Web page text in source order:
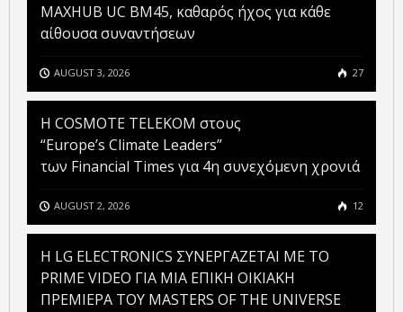
MAXHUB UC BM45, καθαρός ήχος για κάθε
αίθουσα συναντήσεων
AUGUST 3, 2026 27
Η COSMOTE TELEKOM στους
“Europe’s Climate Leaders”
των Financial Times για 4η συνεχόμενη χρονιά
AUGUST 2, 2026 12
H LG ELECTRONICS ΣΥΝΕΡΓΑΖΕΤΑΙ ΜΕ ΤΟ
PRIME VIDEO ΓΙΑ ΜΙΑ ΕΠΙΚΗ ΟΙΚΙΑΚΗ
ΠΡΕΜΙΕΡΑ ΤΟΥ MASTERS OF THE UNIVERSE